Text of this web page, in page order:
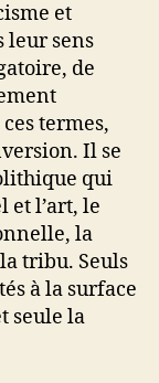
et
leur sens
de
termes,
Il se
qui
et l’art, le
la
tribu. Seuls
à la surface
seule la